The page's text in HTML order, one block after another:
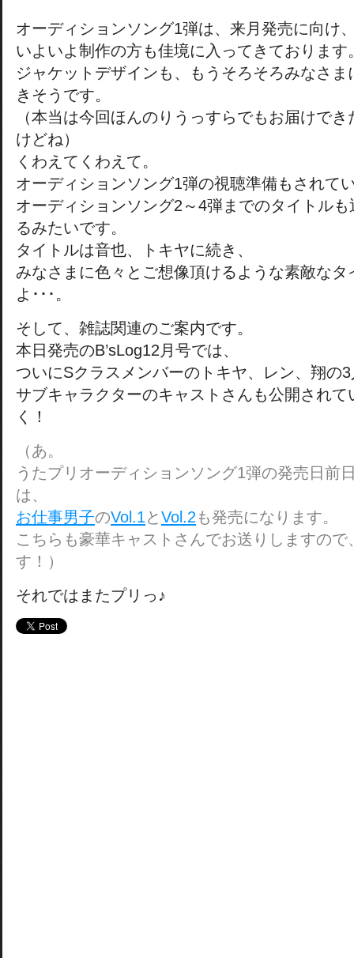
オーディションソング1弾は、来月発売に向け
いよいよ制作の方も佳境に入ってきております
ジャケットデザインも、もうそろそろみなさ
きそうです。
（本当は今回ほんのりうっすらでもお届けで
けどね）
くわえてくわえて。
オーディションソング1弾の視聴準備もされて
オーディションソング2～4弾までのタイトル
るみたいです。
タイトルは音也、トキヤに続き、
みなさまに色々とご想像頂けるような素敵なタ
よ･･･。
そして、雑誌関連のご案内です。
本日発売のB’sLog12月号では、
ついにSクラスメンバーのトキヤ、レン、翔の
サブキャラクターのキャストさんも公開され
く！
（あ。
うたプリオーディションソング1弾の発売日前
は、
お仕事男子のVol.1とVol.2 も発売になります。
こちらも豪華キャストさんでお送りしますので
す！）
それではまたプリっ♪